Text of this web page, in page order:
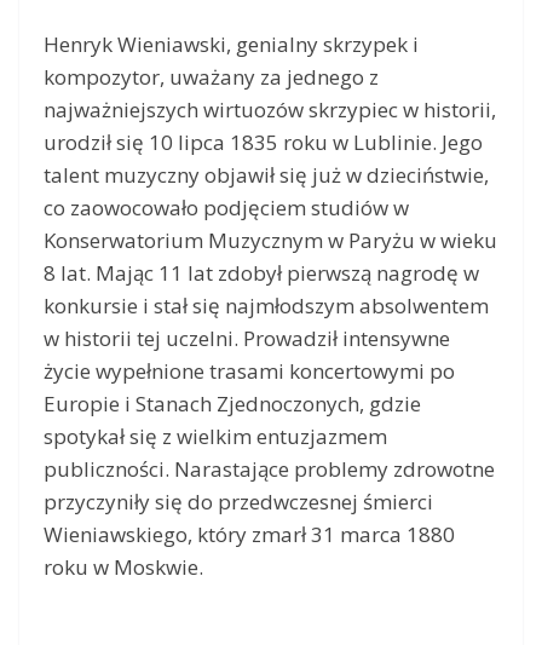
Henryk Wieniawski, genialny skrzypek i
kompozytor, uważany za jednego z
najważniejszych wirtuozów skrzypiec w historii,
urodził się 10 lipca 1835 roku w Lublinie. Jego
talent muzyczny objawił się już w dzieciństwie,
co zaowocowało podjęciem studiów w
Konserwatorium Muzycznym w Paryżu w wieku
8 lat. Mając 11 lat zdobył pierwszą nagrodę w
konkursie i stał się najmłodszym absolwentem
w historii tej uczelni. Prowadził intensywne
życie wypełnione trasami koncertowymi po
Europie i Stanach Zjednoczonych, gdzie
spotykał się z wielkim entuzjazmem
publiczności. Narastające problemy zdrowotne
przyczyniły się do przedwczesnej śmierci
Wieniawskiego, który zmarł 31 marca 1880
roku w Moskwie.